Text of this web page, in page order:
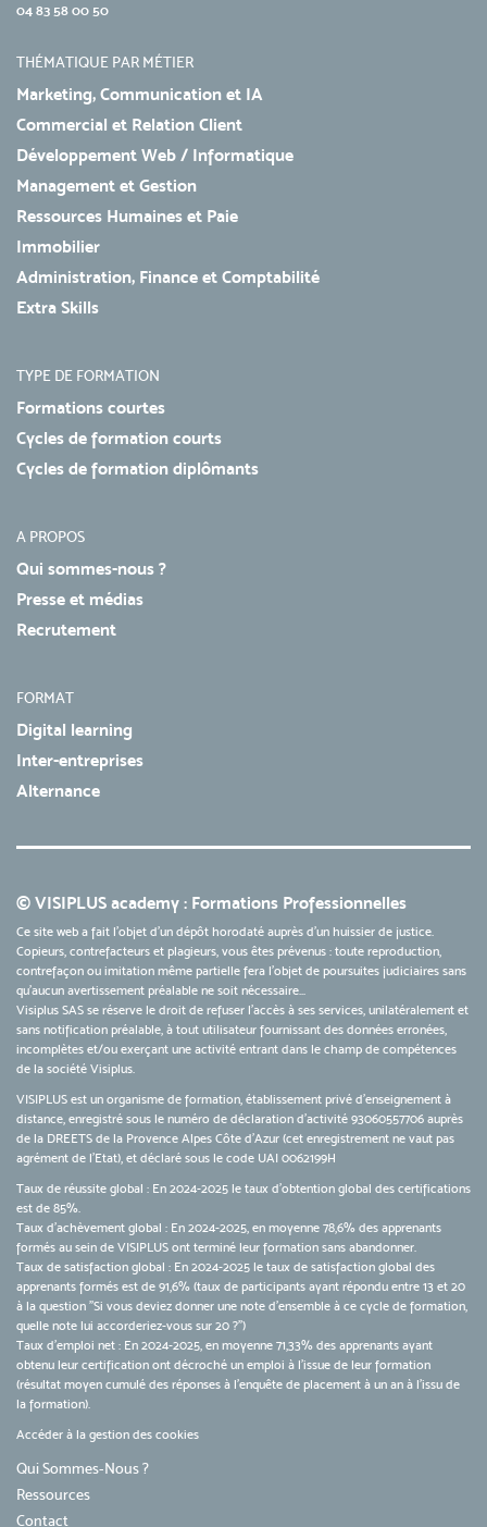
04 83 58 00 50
THÉMATIQUE PAR MÉTIER
Marketing, Communication et IA
Commercial et Relation Client
Développement Web / Informatique
Management et Gestion
Ressources Humaines et Paie
Immobilier
Administration, Finance et Comptabilité
Extra Skills
TYPE DE FORMATION
Formations courtes
Cycles de formation courts
Cycles de formation diplômants
A PROPOS
Qui sommes-nous ?
Presse et médias
Recrutement
FORMAT
Digital learning
Inter-entreprises
Alternance
© VISIPLUS academy : Formations Professionnelles
Ce site web a fait l'objet d'un dépôt horodaté auprès d'un huissier de justice.
Copieurs, contrefacteurs et plagieurs, vous êtes prévenus : toute reproduction,
contrefaçon ou imitation même partielle fera l'objet de poursuites judiciaires sans
qu’aucun avertissement préalable ne soit nécessaire...
Visiplus SAS se réserve le droit de refuser l'accès à ses services, unilatéralement et
sans notification préalable, à tout utilisateur fournissant des données erronées,
incomplètes et/ou exerçant une activité entrant dans le champ de compétences
de la société Visiplus.
VISIPLUS est un organisme de formation, établissement privé d’enseignement à
distance, enregistré sous le numéro de déclaration d’activité 93060557706 auprès
de la DREETS de la Provence Alpes Côte d’Azur (cet enregistrement ne vaut pas
agrément de l’Etat), et déclaré sous le code UAI 0062199H
Taux de réussite global : En 2024-2025 le taux d'obtention global des certifications
est de 85%.
Taux d’achèvement global : En 2024-2025, en moyenne 78,6% des apprenants
formés au sein de VISIPLUS ont terminé leur formation sans abandonner.
Taux de satisfaction global : En 2024-2025 le taux de satisfaction global des
apprenants formés est de 91,6% (taux de participants ayant répondu entre 13 et 20
à la question "Si vous deviez donner une note d’ensemble à ce cycle de formation,
quelle note lui accorderiez-vous sur 20 ?")
Taux d’emploi net : En 2024-2025, en moyenne 71,33% des apprenants ayant
obtenu leur certification ont décroché un emploi à l'issue de leur formation
(résultat moyen cumulé des réponses à l'enquête de placement à un an à l'issu de
la formation).
Accéder à la gestion des cookies
Qui Sommes-Nous ?
Ressources
Contact